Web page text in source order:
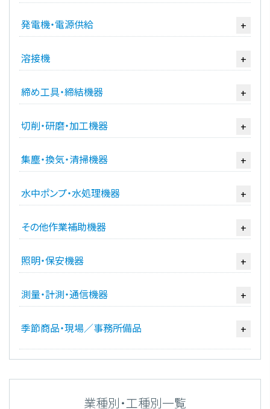
発電機・電源供給 +
溶接機 +
締め工具・締結機器 +
切削・研磨・加工機器 +
集塵・換気・清掃機器 +
水中ポンプ・水処理機器 +
その他作業補助機器 +
照明・保安機器 +
測量・計測・通信機器 +
季節商品・現場／事務所備品 +
業種別・工種別一覧